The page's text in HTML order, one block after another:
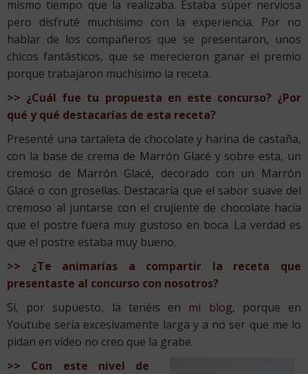
mismo tiempo que la realizaba. Estaba súper nerviosa
pero disfruté muchísimo con la experiencia. Por no
hablar de los compañeros que se presentaron, unos
chicos fantásticos, que se merecieron ganar el premio
porque trabajaron muchísimo la receta.
>> ¿Cuál fue tu propuesta en este concurso? ¿Por
qué y qué destacarías de esta receta?
Presenté una tartaleta de chocolate y harina de castaña,
con la base de crema de Marrón Glacé y sobre esta, un
cremoso de Marrón Glacé, decorado con un Marrón
Glacé o con grosellas. Destacaría que el sabor suave del
cremoso al juntarse con el crujiente de chocolate hacía
que el postre fuera muy gustoso en boca. La verdad es
que el postre estaba muy bueno.
>> ¿Te animarías a compartir la receta que
presentaste al concurso con nosotros?
Sí, por supuesto, la tenéis en mi blog, porque en
Youtube sería excesivamente larga y a no ser que me lo
pidan en vídeo no creo que la grabe.
>> Con este nivel de